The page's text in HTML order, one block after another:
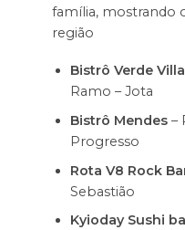
família, mostrando
região
Bistrô Verde
Ramo – Jota
Bistrô Mendes–
Progresso
Rota V8 Rock
Sebastião
Kyioday Sushi